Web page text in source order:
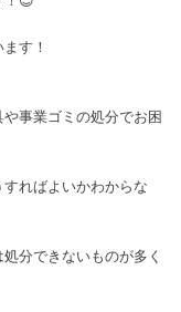
す！
事業ゴミの処分でお困
すればよいかわからな
分できないものが多く